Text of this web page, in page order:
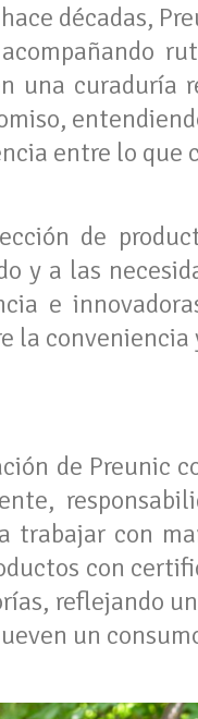
décadas,
una curaduría
entre lo que
de
y a las
e
la
de Preunic
trabajar con
con
reflejando
un